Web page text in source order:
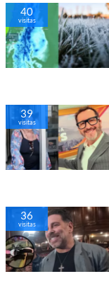
40
visitas
39
visitas
36
visitas